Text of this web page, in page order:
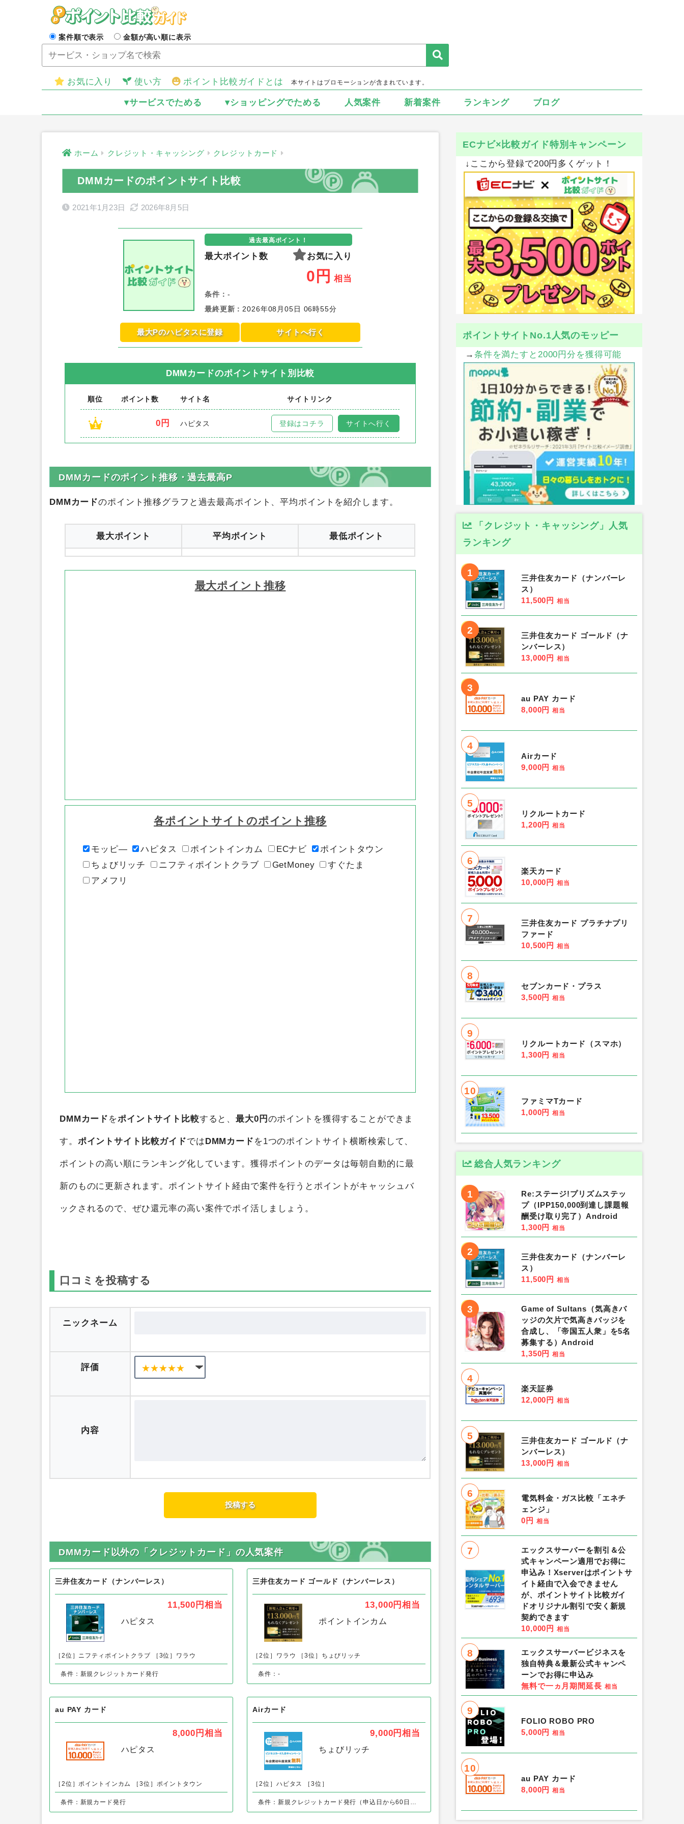
案件順で表示 金額が高い順に表示
お気に入り 使い方 ポイント比較ガイドとは 本サイトはプロモーションが含まれています。
▾サービスでためる ▾ショッピングでためる 人気案件 新着案件 ランキング ブログ
ホーム クレジット・キャッシング クレジットカード
DMMカードのポイントサイト比較
2021年1月23日 2026年8月5日
過去最高ポイント！
最大ポイント数 お気に入り
0 円 相当
条件： -
最終更新 ： 2026年08月05日 06時55分
最大Pのハピタスに登録 サイトへ行く
DMMカードのポイントサイト別比較
順位 ポイント数 サイト名 サイトリンク
1 0円 ハピタス 登録はコチラ サイトへ行く
DMMカードのポイント推移・過去最高P
平均ポイント
各ポイントサイトのポイント推移
DMMカードをポイントサイト比較すると、最大0円 のポイントを獲得することができま
す。 ポイントサイト比較ガイド では DMMカード を1つのポイントサイト横断検索して、
ポイントの高い順にランキング化しています。獲得ポイントのデータは毎朝自動的に最
口コミを投稿する
ニックネーム
内容
DMMカード以外の「クレジットカード」の人気案件
三井住友カード（ナンバーレス）
11,500円
ハピタス
［2位］ニフティポイントクラブ
条件：新規クレジットカード発行
三井住友カード ゴールド（ナンバーレス）
［2位］ワラウ
条件：-
au PAY カード
8,000円
ハピタス
Airカード
ちょびリッチ
ECナビ×比較ガイド特別キャンペーン
↓ここから登録で200円多くゲット！
ポイントサイトNo.1人気のモッピー
→ 条件を満たすと2000円分を獲得可能
「クレジット・キャッシング」人気
ランキング
1
三井住友カード（ナンバーレ
ス）
11,500円 相当
2
三井住友カード ゴールド（ナ
ンバーレス）
13,000円 相当
3
au PAY カード
8,000円 相当
4
Airカード
9,000円 相当
5
リクルートカード
1,200円 相当
6
楽天カード
10,000円 相当
7
三井住友カード プラチナプリ
ファード
10,500円 相当
8
セブンカード・プラス
3,500円 相当
9
リクルートカード（スマホ）
1,300円 相当
10
ファミマTカード
1,000円 相当
総合人気ランキング
1
Re:ステージ!プリズムステッ
プ（IPP150,000到達し課題報
酬受け取り完了）Android
1,300円 相当
2
三井住友カード（ナンバーレ
ス）
11,500円 相当
3
Game of Sultans（気高きバ
ッジの欠片で気高きバッジを
合成し、「帝国五人衆」を5名
募集する）Android
1,350円 相当
4
楽天証券
12,000円 相当
5
三井住友カード ゴールド（ナ
ンバーレス）
13,000円 相当
6
電気料金・ガス比較「エネチ
ェンジ」
0円 相当
7
エックスサーバーを割引＆公
式キャンペーン適用でお得に
申込み！Xserverはポイントサ
イト経由で入会できません
が、ポイントサイト比較ガイ
ドオリジナル割引で安く新規
契約できます
10,000円 相当
8
エックスサーバービジネスを
独自特典＆最新公式キャンペ
ーンでお得に申込み
無料で一ヵ月期間延長 相当
9
FOLIO ROBO PRO
5,000円 相当
10
au PAY カード
8,000円 相当